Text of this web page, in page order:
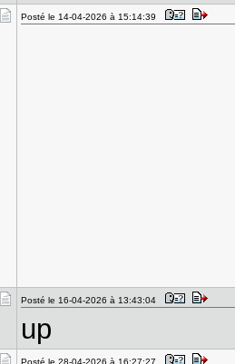
Posté le 14-04-2026 à 15:14:39
Posté le 16-04-2026 à 13:43:04
up
Posté le 28-04-2026 à 16:27:27